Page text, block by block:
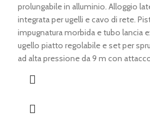
€ 439,00.€ 389,00.
prolungabile in alluminio. Alloggio
integrata per ugelli e cavo di rete.
impugnatura morbida e tubo lancia
ugello piatto regolabile e set per
ad alta pressione da 9 m con